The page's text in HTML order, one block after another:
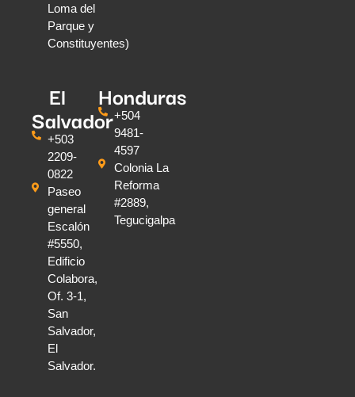
Loma del
Parque y
Constituyentes)
El
Salvador
+503
2209-
0822
Paseo
general
Escalón
#5550,
Edificio
Colabora,
Of. 3-1,
San
Salvador,
El
Salvador.
Honduras
+504
9481-
4597
Colonia La
Reforma
#2889,
Tegucigalpa